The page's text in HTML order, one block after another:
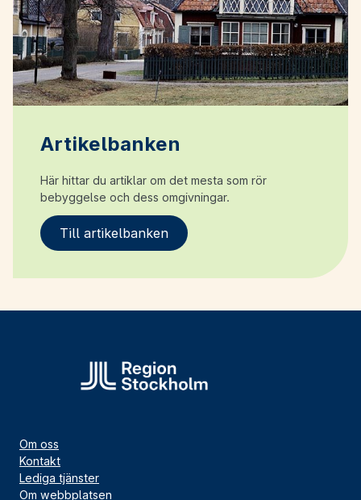
Artikelbanken
Här hittar du artiklar om det mesta som rör
bebyggelse och dess omgivningar.
Till artikelbanken
Om oss
Kontakt
Lediga tjänster
Om webbplatsen